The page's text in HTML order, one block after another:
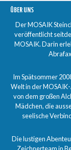
ÜBER UNS
Der MOSAIK
veröffentlicht
MOSAIK. Darin
Im Spätsommer
Welt in der
von dem großen
Mädchen, die
seelische
Die lustigen
Zeichnerteam in